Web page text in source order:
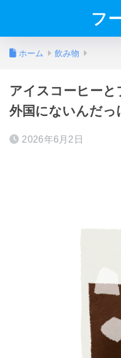
フ
ホーム 飲み物
アイスコーヒー
外国にないんだっ
2026年6月2日